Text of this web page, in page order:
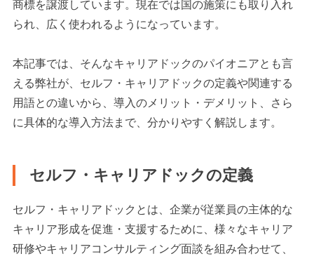
商標を譲渡しています。現在では国の施策にも取り入れ
られ、広く使われるようになっています。
本記事では、そんなキャリアドックのパイオニアとも言
える弊社が、セルフ・キャリアドックの定義や関連する
用語との違いから、導入のメリット・デメリット、さら
に具体的な導入方法まで、分かりやすく解説します。
セルフ・キャリアドックの定義
セルフ・キャリアドックとは、企業が従業員の主体的な
キャリア形成を促進・支援するために、様々なキャリア
研修やキャリアコンサルティング面談を組み合わせて、